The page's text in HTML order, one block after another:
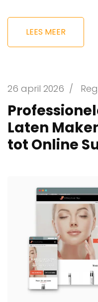
LEES MEER
26 april 2026 /
Laten
tot Online